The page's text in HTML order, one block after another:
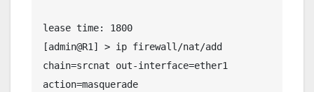
lease time: 1800
[admin@R1] > ip firewall/nat/add
chain=srcnat out-interface=ether1
action=masquerade